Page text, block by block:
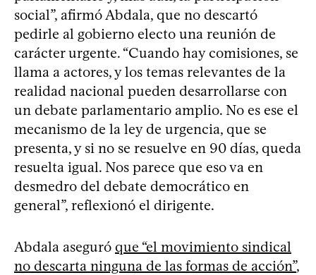
social”, afirmó Abdala, que no descartó
pedirle al gobierno electo una reunión de
carácter urgente. “Cuando hay comisiones, se
llama a actores, y los temas relevantes de la
realidad nacional pueden desarrollarse con
un debate parlamentario amplio. No es ese el
mecanismo de la ley de urgencia, que se
presenta, y si no se resuelve en 90 días, queda
resuelta igual. Nos parece que eso va en
desmedro del debate democrático en
general”, reflexionó el dirigente.
Abdala aseguró que “el movimiento sindical
no descarta ninguna de las formas de acción”,